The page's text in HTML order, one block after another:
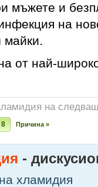
мъжете и
на
майки.
от най-
на
8 Причина »
-
хламидия